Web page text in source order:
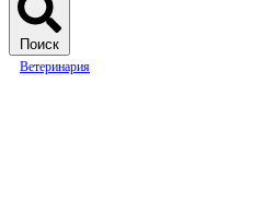
Поиск
Ветеринария